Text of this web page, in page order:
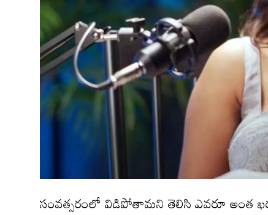
సంవ‌త్స‌రంలో విడిపోతామని తెలిసి ఎవరూ అంత